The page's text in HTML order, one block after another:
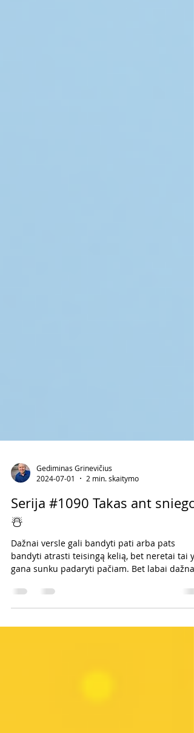
2024-07-01
2 min. skaitymo
Serija #1090 Takas ant sniego
☃️
Dažnai versle gali bandyti pati arba pats
gana sunku padaryti pačiam. Bet labai dažnai